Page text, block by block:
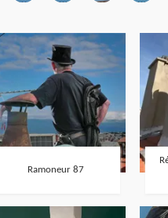
Ramoneur 87